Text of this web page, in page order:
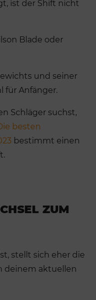
ist der Shift nicht
Blade oder
und seiner
für Anfänger.
Schläger suchst,
besten
bestimmt einen
ZUM
stellt sich eher die
deinem aktuellen